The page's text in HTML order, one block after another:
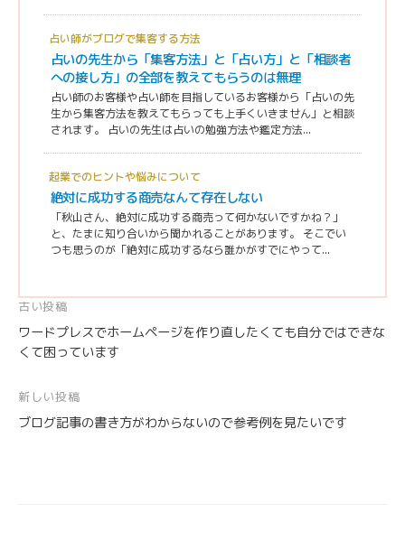
占い師がブログで集客する方法
占いの先生から「集客方法」と「占い方」と「相談者
への接し方」の全部を教えてもらうのは無理
占い師のお客様や占い師を目指しているお客様から「占いの先
生から集客方法を教えてもらっても上手くいきません」と相談
されます。 占いの先生は占いの勉強方法や鑑定方法...
起業でのヒントや悩みについて
絶対に成功する商売なんて存在しない
「秋山さん、絶対に成功する商売って何かないですかね？」
と、たまに知り合いから聞かれることがあります。 そこでい
つも思うのが「絶対に成功するなら誰かがすでにやって...
投
稿
ナ
ビ
ゲ
古い投稿
ワードプレスでホームページを作り直したくても自分ではできな
くて困っています
新しい投稿
ブログ記事の書き方がわからないので参考例を見たいです